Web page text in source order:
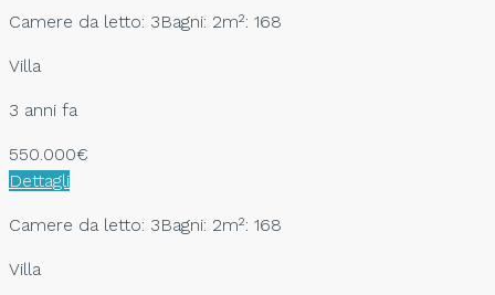
Camere da letto: 3Bagni: 2m²: 168
Villa
3 anni fa
550.000€
Dettagli
Camere da letto: 3Bagni: 2m²: 168
Villa